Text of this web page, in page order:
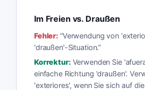
Im Freien vs. Draußen
Fehler: “Verwendung von
'draußen'-Situation.”
Korrektur: Verwenden Sie
einfache Richtung 'draußen'.
'exteriores', wenn Sie sich auf